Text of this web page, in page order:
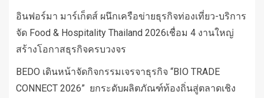
อินฟอร์มา มาร์เก็ตส์ ผนึกเครือข่ายธุรกิจท่องเที่ยว-บริการ
จัด Food & Hospitality Thailand 2026เชื่อม 4 งานใหญ่
สร้างโอกาสธุรกิจครบวงจร
BEDO เดินหน้าจัดกิจกรรมเจรจาธุรกิจ “BIO TRADE
CONNECT 2026” ยกระดับผลิตภัณฑ์ท้องถิ่นสู่ตลาดเชิง